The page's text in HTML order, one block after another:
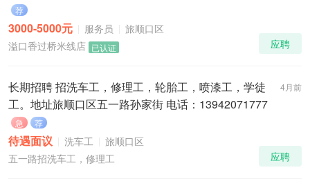
荐
3000-5000元 服务员
旅顺口区
溢口香过桥米线店 已认证 应聘
4月前
长期招聘 招洗车工，修理工，轮胎工，喷漆工，学徒
工。地址旅顺口区五一路孙家街 电话：13942071777
急 荐
待遇面议 洗车工
旅顺口区
五一路招洗车工，修理工
应聘